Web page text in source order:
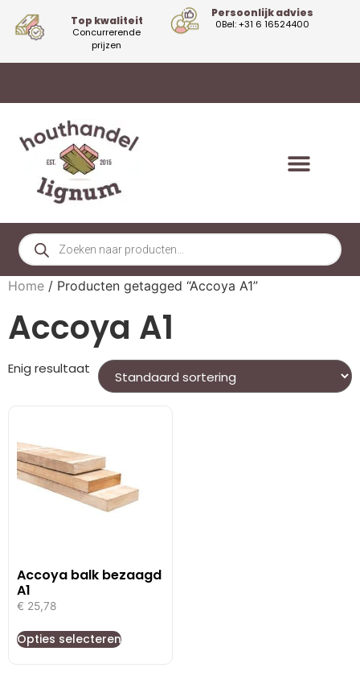
Top kwaliteit
Concurrerende
prijzen
Persoonlijk advies
0Bel: +31 6 16524400
Home / Producten getagged “Accoya A1”
Accoya A1
Enig resultaat
Accoya balk bezaagd
A1
€ 25,78
Opties selecteren